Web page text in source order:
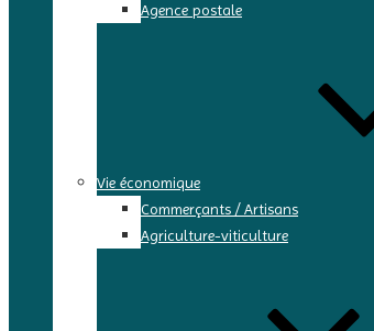
Agence postale
Vie économique
Commerçants / Artisans
Agriculture-viticulture